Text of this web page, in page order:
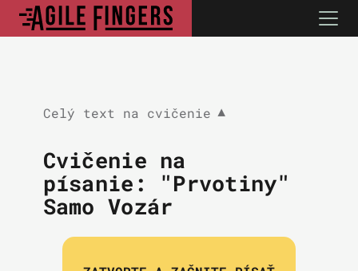
Celý text na cvičenie ▼
Cvičenie na
písanie: "Prvotiny"
Samo Vozár